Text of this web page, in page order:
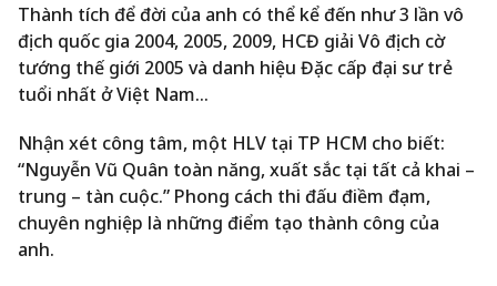
Thành tích để đời của anh có thể kể đến như 3 lần vô
địch quốc gia 2004, 2005, 2009, HCĐ giải Vô địch cờ
tướng thế giới 2005 và danh hiệu Đặc cấp đại sư trẻ
tuổi nhất ở Việt Nam…
Nhận xét công tâm, một HLV tại TP HCM cho biết:
“Nguyễn Vũ Quân toàn năng, xuất sắc tại tất cả khai –
trung – tàn cuộc.” Phong cách thi đấu điềm đạm,
chuyên nghiệp là những điểm tạo thành công của
anh.